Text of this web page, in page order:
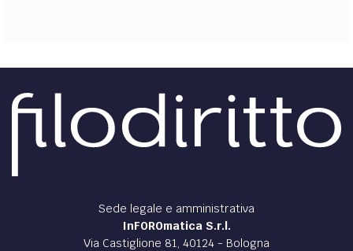
Sede legale e amministrativa
InFOROmatica S.r.l.
Via Castiglione 81, 40124 - Bologna